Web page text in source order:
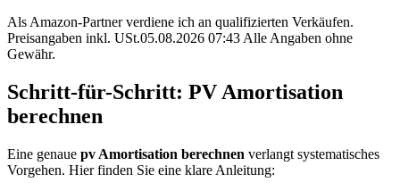
Als Amazon-Partner verdiene ich an qualifizierten Verkäufen.
Preisangaben inkl. USt.05.08.2026 07:43 Alle Angaben ohne
Gewähr.
Schritt-für-Schritt: PV Amortisation
berechnen
Eine genaue pv Amortisation berechnen verlangt systematisches
Vorgehen. Hier finden Sie eine klare Anleitung: